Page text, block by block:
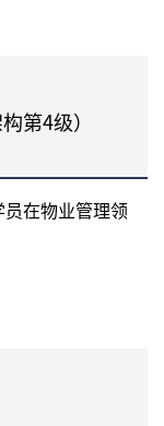
第4级）
在物业管理领